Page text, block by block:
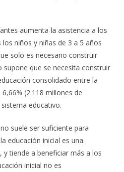
aumenta la asistencia a los
niños y niñas de 3 a 5 años
solo es necesario construir
supone que se necesita construir
consolidado entre la
(2.118 millones de
educativo.
suele ser suficiente para
educación inicial es una
tiende a beneficiar más a los
inicial no es